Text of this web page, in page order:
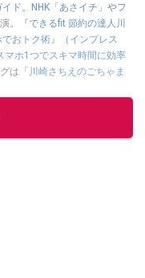
ド 。 NHK「あさイチ」 やフ
。
『できるfit 節約の達人川
おトク術』（インプレス
マホ1つでスキマ時間に効率
は 「川崎さちえのごちゃま
会社を辞める。翌月からの
時間でできるオークション
、まずは落札者として参